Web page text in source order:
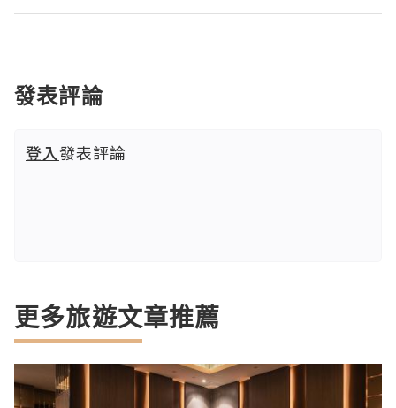
發表評論
登入發表評論
更多旅遊文章推薦